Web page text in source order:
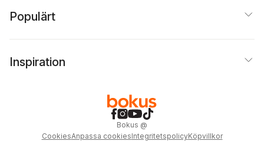
Populärt
Inspiration
Bokus @
CookiesAnpassa cookiesIntegritetspolicyKöpvillkor